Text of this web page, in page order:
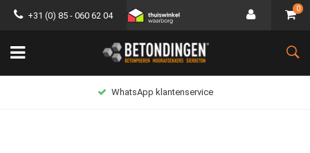
+31 (0) 85 - 060 62 04
0
WhatsApp klantenservice